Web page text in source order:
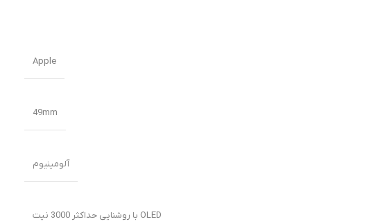
Apple
49mm
آلومینیوم
OLED با روشنایی حداکثر 3000 نیت